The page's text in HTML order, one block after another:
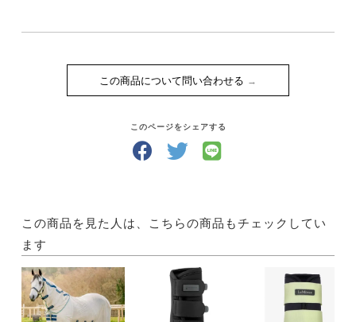
この商品について問い合わせる
このページをシェアする
この商品を見た人は、こちらの商品もチェックしてい
ます